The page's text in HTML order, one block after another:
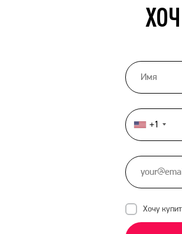
United
States
+1
Хочу